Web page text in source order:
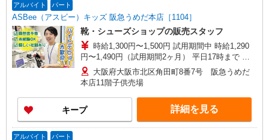
アルバイト パート
ASBee（アスビー）キッズ 阪急うめだ本店［1104］
靴・シューズショップの販売スタッフ
時給1,300円〜1,500円 試用期間中 時給1,290
円〜1,490円（試用期間2ヶ月） 平日17時まで 時
給1,300円 平日17〜20時まで 時給1,330円 平日20
時〜 時給1,330円 日・祝17時まで 時給1,450円
日・祝17〜20時まで 時給1,500円 日・祝20時〜 時
給1,500円 ※資格・経験による
大阪府大阪市北区角田町8番7号 阪急うめだ
本店11階子供売場
キープ 詳細を見る
アルバイト パート